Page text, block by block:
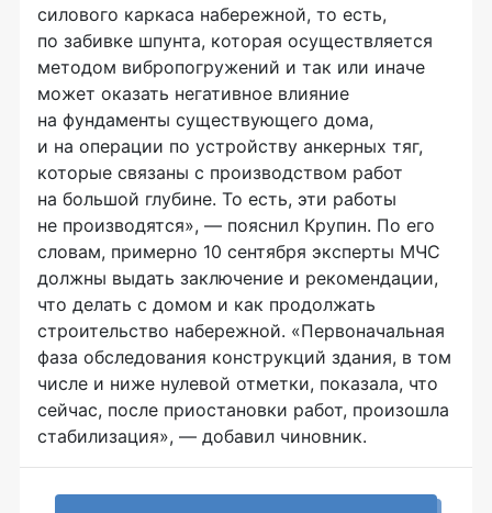
силового каркаса набережной, то есть,
по забивке шпунта, которая осуществляется
методом вибропогружений и так или иначе
может оказать негативное влияние
на фундаменты существующего дома,
и на операции по устройству анкерных тяг,
которые связаны с производством работ
на большой глубине. То есть, эти работы
не производятся», — пояснил Крупин. По его
словам, примерно 10 сентября эксперты МЧС
должны выдать заключение и рекомендации,
что делать с домом и как продолжать
строительство набережной. «Первоначальная
фаза обследования конструкций здания, в том
числе и ниже нулевой отметки, показала, что
сейчас, после приостановки работ, произошла
стабилизация», — добавил чиновник.